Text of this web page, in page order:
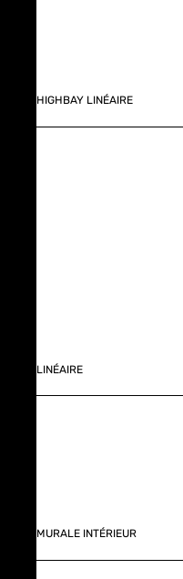
HIGHBAY LINÉAIRE
LINÉAIRE
MURALE INTÉRIEUR